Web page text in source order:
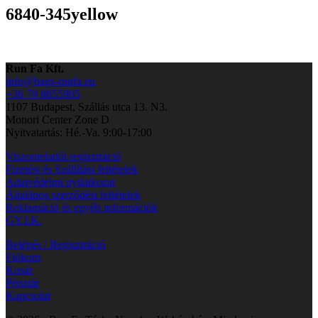
6840-345yellow
Run Fa Kft.
info@bags-runfa.eu
+36 70 8855905
1107 Budapest, Szállás utca 13. N3.
Monori Center Zone D
Nyitvatartás: Hé.-Va. 9:00-17:00
Viszonteladói regisztráció
Fizetési és Szállítási feltételek
Adatvédelmi nyilatkozat
Általános szerződési feltételek
Reklamáció és egyéb információk
GY.I.K.
Belépés / Regisztráció
Fiókom
Kosár
Pénztár
Kapcsolat